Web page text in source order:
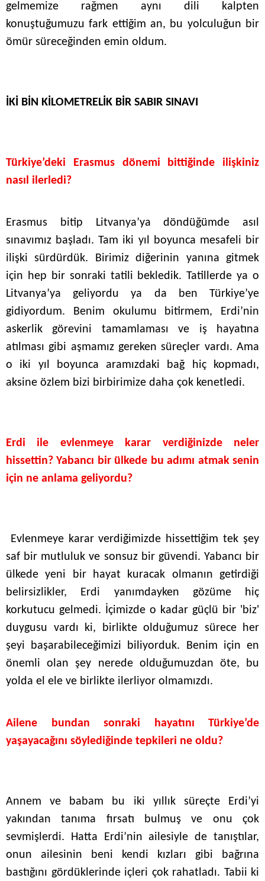
gelmemize rağmen aynı dili kalpten
konuştuğumuzu fark ettiğim an, bu yolculuğun bir
ömür süreceğinden emin oldum.
İKİ BİN KİLOMETRELİK BİR SABIR SINAVI
Türkiye’deki Erasmus dönemi bittiğinde ilişkiniz
nasıl ilerledi?
Erasmus bitip Litvanya’ya döndüğümde asıl
sınavımız başladı. Tam iki yıl boyunca mesafeli bir
ilişki sürdürdük. Birimiz diğerinin yanına gitmek
için hep bir sonraki tatili bekledik. Tatillerde ya o
Litvanya’ya geliyordu ya da ben Türkiye’ye
gidiyordum. Benim okulumu bitirmem, Erdi’nin
askerlik görevini tamamlaması ve iş hayatına
atılması gibi aşmamız gereken süreçler vardı. Ama
o iki yıl boyunca aramızdaki bağ hiç kopmadı,
aksine özlem bizi birbirimize daha çok kenetledi.
Erdi ile evlenmeye karar verdiğinizde neler
hissettin? Yabancı bir ülkede bu adımı atmak senin
için ne anlama geliyordu?
Evlenmeye karar verdiğimizde hissettiğim tek şey
saf bir mutluluk ve sonsuz bir güvendi. Yabancı bir
ülkede yeni bir hayat kuracak olmanın getirdiği
belirsizlikler, Erdi yanımdayken gözüme hiç
korkutucu gelmedi. İçimizde o kadar güçlü bir 'biz'
duygusu vardı ki, birlikte olduğumuz sürece her
şeyi başarabileceğimizi biliyorduk. Benim için en
önemli olan şey nerede olduğumuzdan öte, bu
yolda el ele ve birlikte ilerliyor olmamızdı.
Ailene bundan sonraki hayatını Türkiye’de
yaşayacağını söylediğinde tepkileri ne oldu?
Annem ve babam bu iki yıllık süreçte Erdi’yi
yakından tanıma fırsatı bulmuş ve onu çok
sevmişlerdi. Hatta Erdi’nin ailesiyle de tanıştılar,
onun ailesinin beni kendi kızları gibi bağrına
bastığını gördüklerinde içleri çok rahatladı. Tabii ki